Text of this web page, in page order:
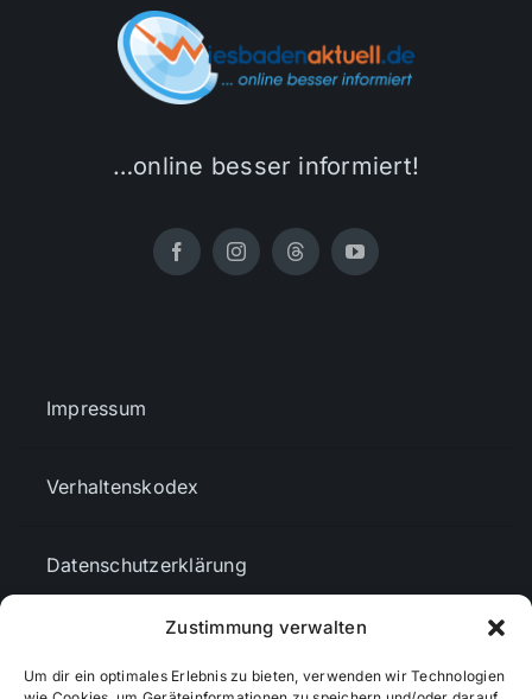
Zustimmung verwalten
Um dir ein optimales Erlebnis zu bieten, verwenden wir Technologien
…online besser informiert!
Impressum
Verhaltenskodex
Datenschutzerklärung